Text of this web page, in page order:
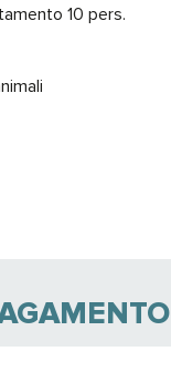
10 pers.